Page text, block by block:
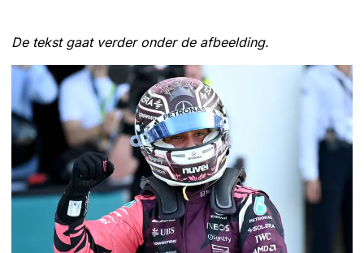
De tekst gaat verder onder de afbeelding.